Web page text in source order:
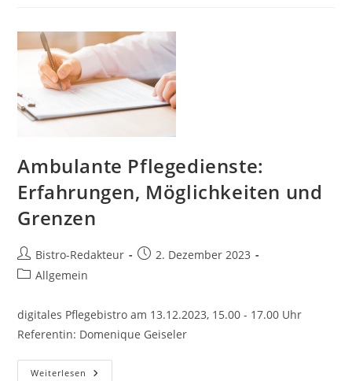
Aggressionen
Ambulante Pflegedienste:
Erfahrungen, Möglichkeiten und
Grenzen
Beitrags-
Autor:
Bistro-Redakteur
Beitrag2. Dezember 2023
Beitrags-
Allgemein
digitales Pflegebistro am 13.12.2023, 15.00 - 17.00 Uhr
Referentin: Domenique Geiseler
Weiterlesen Ambulante